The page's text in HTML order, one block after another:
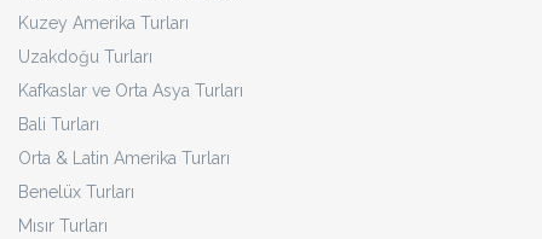
Kuzey Amerika Turları
Uzakdoğu Turları
Kafkaslar ve Orta Asya Turları
Bali Turları
Orta & Latin Amerika Turları
Benelüx Turları
Mısır Turları